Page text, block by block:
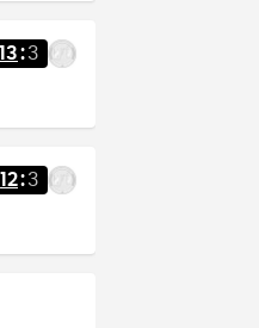
13:3
12:3